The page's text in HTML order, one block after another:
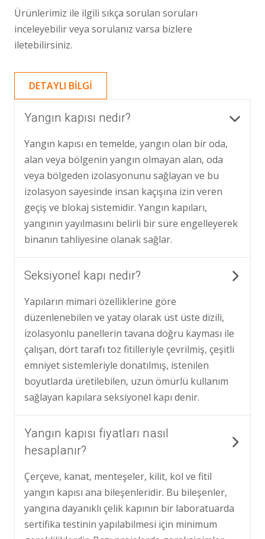
Ürünlerimiz ile ilgili sıkça sorulan soruları
inceleyebilir veya sorulanız varsa bizlere
iletebilirsiniz.
DETAYLI BILGI
Yangın kapısı nedir?
Yangın kapısı en temelde, yangın olan bir oda,
alan veya bölgenin yangın olmayan alan, oda
veya bölgeden izolasyonunu sağlayan ve bu
izolasyon sayesinde insan kaçışına izin veren
geçiş ve blokaj sistemidir. Yangın kapıları,
yangının yayılmasını belirli bir süre engelleyerek
binanın tahliyesine olanak sağlar.
Seksiyonel kapı nedir?
Yapıların mimari özelliklerine göre
düzenlenebilen ve yatay olarak üst üste dizili,
izolasyonlu panellerin tavana doğru kayması ile
çalışan, dört tarafı toz fitilleriyle çevrilmiş, çeşitli
emniyet sistemleriyle donatılmış, istenilen
boyutlarda üretilebilen, uzun ömürlü kullanım
sağlayan kapılara seksiyonel kapı denir.
Yangın kapısı fiyatları nasıl
hesaplanır?
Çerçeve, kanat, menteşeler, kilit, kol ve fitil
yangın kapısı ana bileşenleridir. Bu bileşenler,
yangına dayanıklı çelik kapının bir laboratuarda
sertifika testinin yapılabilmesi için minimum